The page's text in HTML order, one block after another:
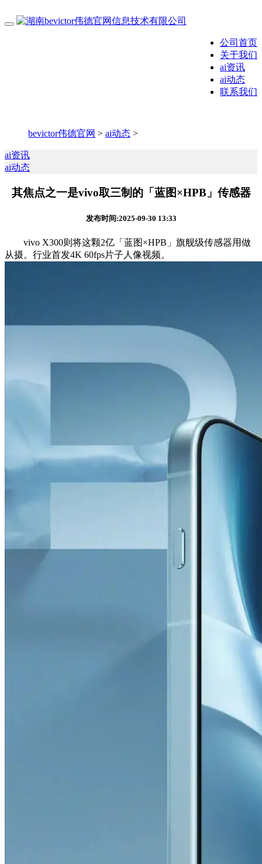
公司首页
关于我们
ai资讯
ai动态
联系我们
bevictor伟德官网 > ai动态 >
ai资讯
ai动态
其焦点之一是vivo取三制的「蓝图×HPB」传感器
发布时间:2025-09-30 13:33
vivo X300则将这颗2亿「蓝图×HPB」旗舰级传感器用做
从摄。行业首发4K 60fps片子人像视频。